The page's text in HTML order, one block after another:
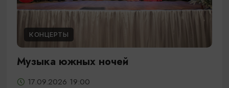
КОНЦЕРТЫ
Музыка южных ночей
17.09.2026 19:00